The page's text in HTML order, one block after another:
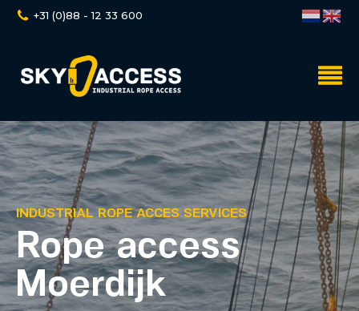
+31 (0)88 - 12 33 600
INDUSTRIAL ROPE ACCES SERVICES
Rope access
Moerdijk